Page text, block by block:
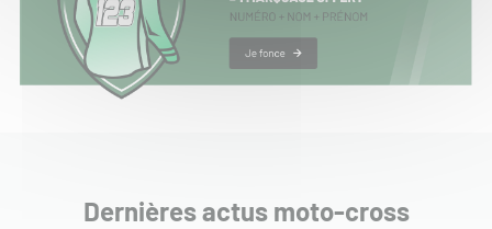
Dernières actus moto-cross